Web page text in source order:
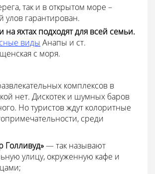
так и в открытом море –
улов гарантирован.
на яхтах подходят для всей семьи.
виды Анапы и ст.
с моря.
комплексов в
нет. Дискотек и шумных баров
Но туристов ждут колоритные
среди
Голливуд»— так называют
улицу, окруженную кафе и